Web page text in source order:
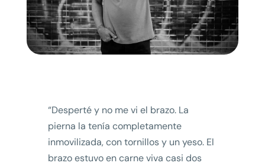
“Desperté y no me vi el brazo. La
pierna la tenía completamente
inmovilizada, con tornillos y un yeso. El
brazo estuvo en carne viva casi dos